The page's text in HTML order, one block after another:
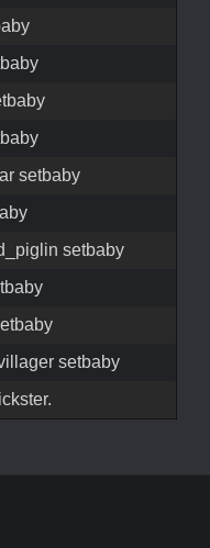
setbaby
setbaby
setbaby